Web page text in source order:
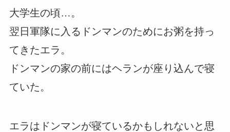
大学生の頃…。
翌日軍隊に入るドンマンのためにお粥を持っ
てきたエラ。
ドンマンの家の前にはヘランが座り込んで寝
ていた。
エラはドンマンが寝ているかもしれないと思